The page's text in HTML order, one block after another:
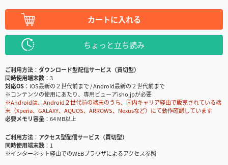
カートに入れる
ちょっと立ち読み
ご利用方法
ダウンロード型配信サービス（買切型）
同時使用端末数
3
対応OS
iOS最新の２世代前まで / Android最新の２世代前まで
※コンテンツの使用にあたり、専用ビューアisho.jpが必要
※Androidは、Android２世代前の端末のうち、国内キャリア経由で販売されている端
末（Xperia、GALAXY、AQUOS、ARROWS、Nexusなど）にて動作確認しています
必要メモリ容量
64 MB以上
ご利用方法
アクセス型配信サービス（買切型）
同時使用端末数
1
※インターネット経由でのWEBブラウザによるアクセス参照